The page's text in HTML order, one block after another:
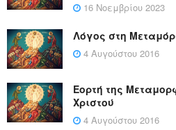
16 Νοεμβρίου 2023
Λόγος στη
4 Αυγούστου 2016
Εορτή της
Χριστού
4 Αυγούστου 2016